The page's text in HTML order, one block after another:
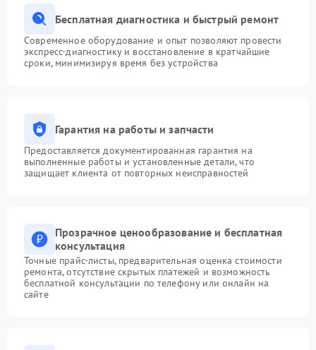
Бесплатная диагностика и быстрый ремонт
Современное оборудование и опыт позволяют провести
экспресс-диагностику и восстановление в кратчайшие
сроки, минимизируя время без устройства
Гарантия на работы и запчасти
Предоставляется документированная гарантия на
выполненные работы и установленные детали, что
защищает клиента от повторных неисправностей
Прозрачное ценообразование и бесплатная
консультация
Точные прайс-листы, предварительная оценка стоимости
ремонта, отсутствие скрытых платежей и возможность
бесплатной консультации по телефону или онлайн на
сайте